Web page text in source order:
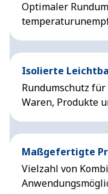
Optimaler
Isolierte
Rundumschutz
Waren, Produkte
Maßgefertigte
Vielzahl von